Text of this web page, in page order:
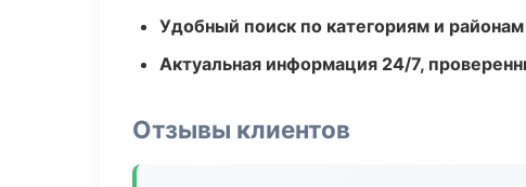
Удобный поиск по категориям и районам
Актуальная информация 24/7,
Отзывы клиентов